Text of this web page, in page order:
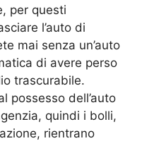
per questi
l’auto di
mai senza un’auto
di avere perso
trascurabile.
possesso dell’auto
quindi i bolli,
rientrano